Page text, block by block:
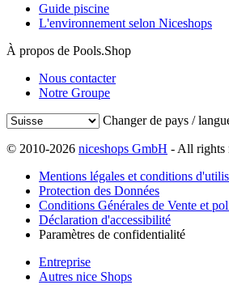
Guide piscine
L'environnement selon Niceshops
À propos de Pools.Shop
Nous contacter
Notre Groupe
Changer de pays /
© 2010-2026 niceshops GmbH - All rights
Mentions légales et conditions
Protection des Données
Conditions Générales de Vente et
Déclaration d'accessibilité
Paramètres de confidentialité
Entreprise
Autres nice Shops